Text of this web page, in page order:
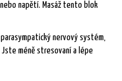
napětí. Masáž tento blok
nervový systém,
méně stresovaní a lépe